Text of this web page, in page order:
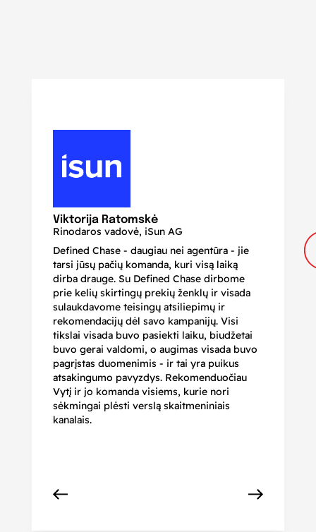
Viktorija Ratomskė
Rinodaros vadovė, iSun AG
Defined Chase - daugiau nei agentūra - jie
tarsi jūsų pačių komanda, kuri visą laiką
dirba drauge. Su Defined Chase dirbome
prie kelių skirtingų prekių ženklų ir visada
sulaukdavome teisingų atsiliepimų ir
rekomendacijų dėl savo kampanijų. Visi
tikslai visada buvo pasiekti laiku, biudžetai
buvo gerai valdomi, o augimas visada buvo
pagrįstas duomenimis - ir tai yra puikus
atsakingumo pavyzdys. Rekomenduočiau
Vytį ir jo komanda visiems, kurie nori
sėkmingai plėsti verslą skaitmeniniais
kanalais.
ir